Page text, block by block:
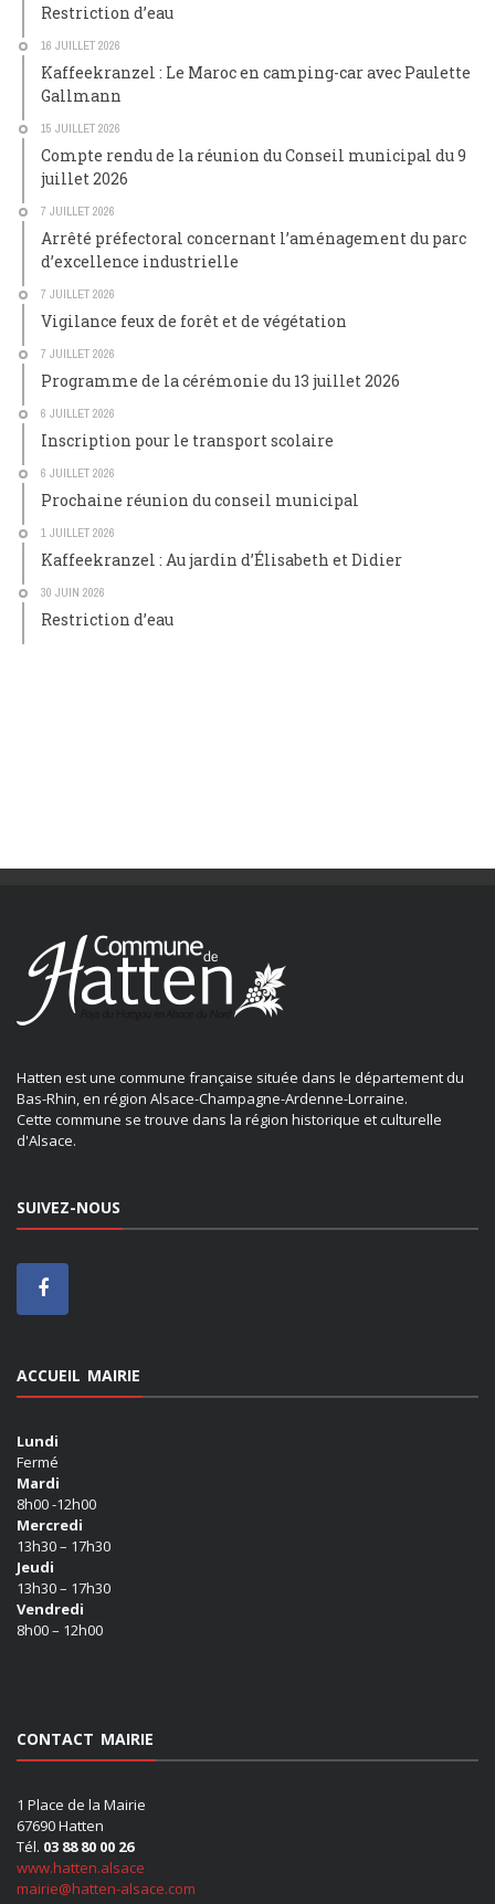
Restriction d’eau
16 JUILLET 2026
Kaffeekranzel : Le Maroc en camping-car avec Paulette
Gallmann
15 JUILLET 2026
Compte rendu de la réunion du Conseil municipal du 9
juillet 2026
7 JUILLET 2026
Arrêté préfectoral concernant l’aménagement du parc
d’excellence industrielle
7 JUILLET 2026
Vigilance feux de forêt et de végétation
7 JUILLET 2026
Programme de la cérémonie du 13 juillet 2026
6 JUILLET 2026
Inscription pour le transport scolaire
6 JUILLET 2026
Prochaine réunion du conseil municipal
1 JUILLET 2026
Kaffeekranzel : Au jardin d’Élisabeth et Didier
30 JUIN 2026
Restriction d’eau
Hatten est une commune française située dans le département du
Bas-Rhin, en région Alsace-Champagne-Ardenne-Lorraine.
Cette commune se trouve dans la région historique et culturelle
d'Alsace.
SUIVEZ-NOUS
ACCUEIL MAIRIE
Lundi
Fermé
Mardi
8h00 -12h00
Mercredi
13h30 – 17h30
Jeudi
13h30 – 17h30
Vendredi
8h00 – 12h00
CONTACT MAIRIE
1 Place de la Mairie
67690 Hatten
Tél. 03 88 80 00 26
www.hatten.alsace
mairie@hatten-alsace.com